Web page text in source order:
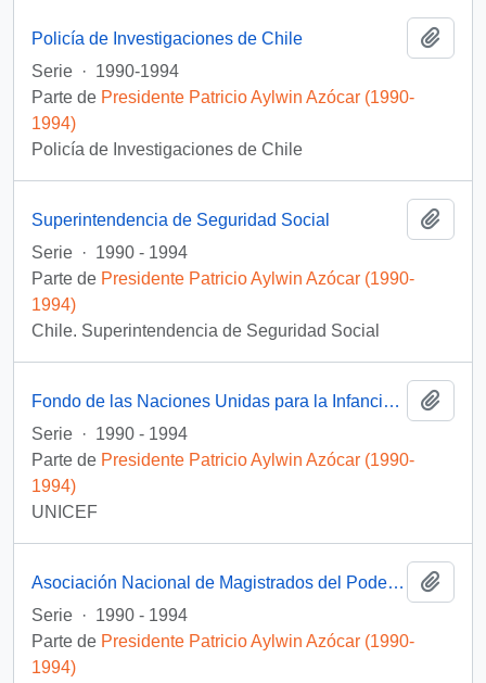
Policía de Investigaciones de Chile
Serie · 1990-1994
Parte de Presidente Patricio Aylwin Azócar (1990-
1994)
Policía de Investigaciones de Chile
Superintendencia de Seguridad Social
Serie · 1990 - 1994
Parte de Presidente Patricio Aylwin Azócar (1990-
1994)
Chile. Superintendencia de Seguridad Social
Fondo de las Naciones Unidas para la Infancia (UNICEF)
Serie · 1990 - 1994
Parte de Presidente Patricio Aylwin Azócar (1990-
1994)
UNICEF
Asociación Nacional de Magistrados del Poder Judicial
Serie · 1990 - 1994
Parte de Presidente Patricio Aylwin Azócar (1990-
1994)